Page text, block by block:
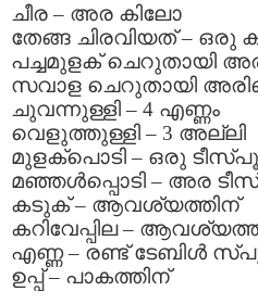
ചീര – അര കിലോ
തേങ്ങ ചിരവിയത് – ഒരു
പച്ചമുളക് ചെറുതായി
സവാള ചെറുതായി
ചുവന്നുള്ളി – 4 എണ്ണം
വെളുത്തുള്ളി – 3 അല്ലി
മുളക്പൊടി – ഒരു
മഞ്ഞള്‍പ്പൊടി – അര
കടുക് – ആവശ്യത്തിന്
കറിവേപ്പില –
എണ്ണ – രണ്ട് ടേബിള്‍
ഉപ്പ് – പാകത്തിന്